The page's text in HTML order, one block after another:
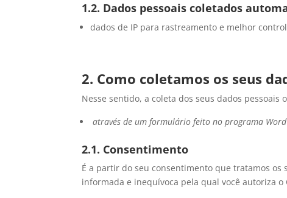
1.2. Dados pessoais coletados
dados de IP para rastreamento e melhor
2. Como coletamos os seus
Nesse sentido, a coleta dos seus dados pessoais
através de um formulário feito no programa
2.1. Consentimento
É a partir do seu consentimento que tratamos os
informada e inequívoca pela qual você autoriza o